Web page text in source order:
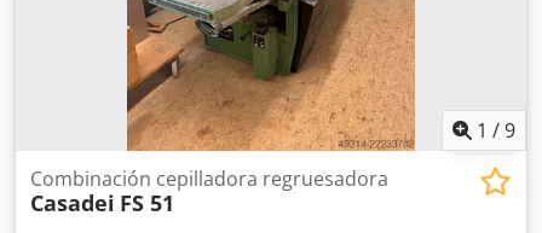
1 /9
Combinación cepilladora regruesadora
Casadei FS 51